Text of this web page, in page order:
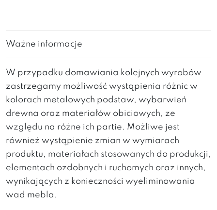
Ważne informacje
W przypadku domawiania kolejnych wyrobów
zastrzegamy możliwość wystąpienia różnic w
kolorach metalowych podstaw, wybarwień
drewna oraz materiałów obiciowych, ze
względu na różne ich partie. Możliwe jest
również wystąpienie zmian w wymiarach
produktu, materiałach stosowanych do produkcji,
elementach ozdobnych i ruchomych oraz innych,
wynikających z konieczności wyeliminowania
wad mebla.